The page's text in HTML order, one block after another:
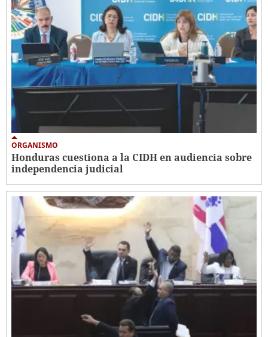
ORGANISMO
Honduras cuestiona a la CIDH en audiencia sobre
independencia judicial